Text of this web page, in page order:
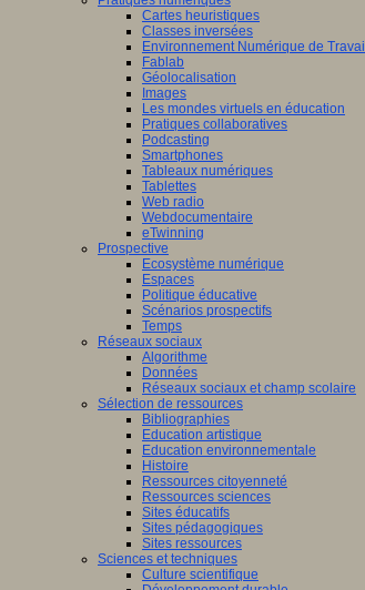
Cartes heuristiques
Classes inversées
Environnement Numérique de Travail
Fablab
Géolocalisation
Images
Les mondes virtuels en éducation
Pratiques collaboratives
Podcasting
Smartphones
Tableaux numériques
Tablettes
Web radio
Webdocumentaire
eTwinning
Prospective
Ecosystème numérique
Espaces
Politique éducative
Scénarios prospectifs
Temps
Réseaux sociaux
Algorithme
Données
Réseaux sociaux et champ scolaire
Sélection de ressources
Bibliographies
Education artistique
Education environnementale
Histoire
Ressources citoyenneté
Ressources sciences
Sites éducatifs
Sites pédagogiques
Sites ressources
Sciences et techniques
Culture scientifique